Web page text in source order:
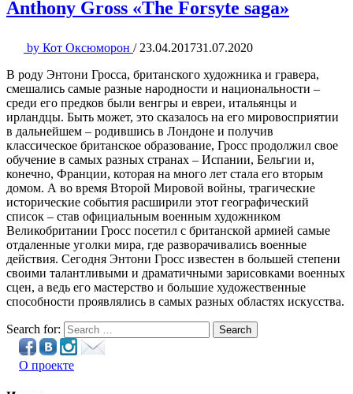
Anthony Gross «The Forsyte saga»
by Кот Оксюморон / 23.04.201731.07.2020
В роду Энтони Гросса, британского художника и гравера,
смешались самые разные народности и национальности –
среди его предков были венгры и евреи, итальянцы и
ирландцы. Быть может, это сказалось на его мировосприятии
в дальнейшем – родившись в Лондоне и получив
классическое британское образование, Гросс продолжил свое
обучение в самых разных странах – Испании, Бельгии и,
конечно, Франции, которая на много лет стала его вторым
домом. А во время Второй Мировой войны, трагические
исторические события расширили этот географический
список – став официальным военным художником
Великобритании Гросс посетил с британской армией самые
отдаленные уголки мира, где разворачивались военные
действия. Сегодня Энтони Гросс известен в большей степени
своими талантливыми и драматичными зарисовками военных
сцен, а ведь его мастерство и большие художественные
способности проявлялись в самых разных областях искусства.
Search for: Search
О проекте